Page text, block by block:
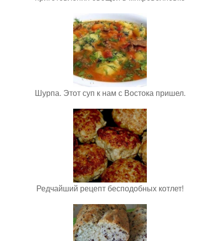
Шурпа. Этот суп к нам с Востока пришел.
Редчайший рецепт бесподобных котлет!